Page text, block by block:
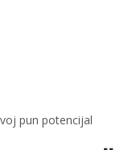
pun potencijal